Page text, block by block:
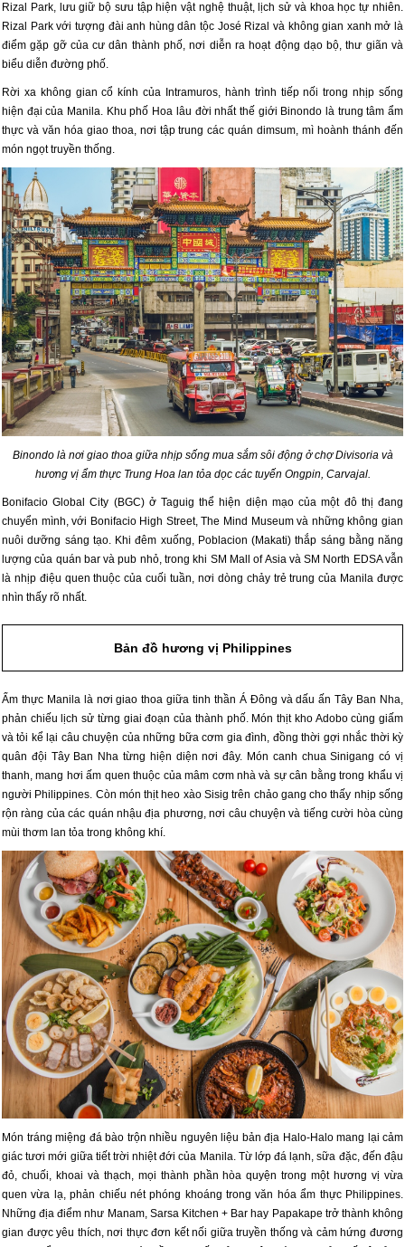
Rizal Park, lưu giữ bộ sưu tập hiện vật nghệ thuật, lịch sử và khoa học tự nhiên.
Rizal Park với tượng đài anh hùng dân tộc José Rizal và không gian xanh mở là
điểm gặp gỡ của cư dân thành phố, nơi diễn ra hoạt động dạo bộ, thư giãn và
biểu diễn đường phố.
Rời xa không gian cổ kính của Intramuros, hành trình tiếp nối trong nhịp sống
hiện đại của Manila. Khu phố Hoa lâu đời nhất thế giới Binondo là trung tâm ẩm
thực và văn hóa giao thoa, nơi tập trung các quán dimsum, mì hoành thánh đến
món ngọt truyền thống.
Binondo là nơi giao thoa giữa nhịp sống mua sắm sôi động ở chợ Divisoria và
hương vị ẩm thực Trung Hoa lan tỏa dọc các tuyến Ongpin, Carvajal.
Bonifacio Global City (BGC) ở Taguig thể hiện diện mạo của một đô thị đang
chuyển mình, với Bonifacio High Street, The Mind Museum và những không gian
nuôi dưỡng sáng tạo. Khi đêm xuống, Poblacion (Makati) thắp sáng bằng năng
lượng của quán bar và pub nhỏ, trong khi SM Mall of Asia và SM North EDSA vẫn
là nhịp điệu quen thuộc của cuối tuần, nơi dòng chảy trẻ trung của Manila được
nhìn thấy rõ nhất.
Bản đồ hương vị Philippines
Ẩm thực Manila là nơi giao thoa giữa tinh thần Á Đông và dấu ấn Tây Ban Nha,
phản chiếu lịch sử từng giai đoạn của thành phố. Món thịt kho Adobo cùng giấm
và tỏi kể lại câu chuyện của những bữa cơm gia đình, đồng thời gợi nhắc thời kỳ
quân đội Tây Ban Nha từng hiện diện nơi đây. Món canh chua Sinigang có vị
thanh, mang hơi ấm quen thuộc của mâm cơm nhà và sự cân bằng trong khẩu vị
người Philippines. Còn món thịt heo xào Sisig trên chảo gang cho thấy nhịp sống
rộn ràng của các quán nhậu địa phương, nơi câu chuyện và tiếng cười hòa cùng
mùi thơm lan tỏa trong không khí.
Món tráng miệng đá bào trộn nhiều nguyên liệu bản địa Halo-Halo mang lại cảm
giác tươi mới giữa tiết trời nhiệt đới của Manila. Từ lớp đá lạnh, sữa đặc, đến đậu
đỏ, chuối, khoai và thạch, mọi thành phần hòa quyện trong một hương vị vừa
quen vừa lạ, phản chiếu nét phóng khoáng trong văn hóa ẩm thực Philippines.
Những địa điểm như Manam, Sarsa Kitchen + Bar hay Papakape trở thành không
gian được yêu thích, nơi thực đơn kết nối giữa truyền thống và cảm hứng đương